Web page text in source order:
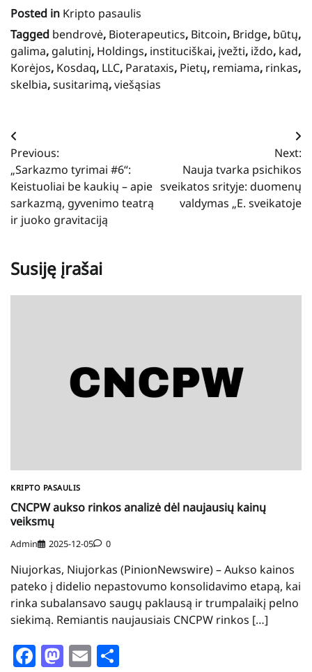
Posted in Kripto pasaulis
Tagged bendrovė, Bioterapeutics, Bitcoin, Bridge, būtų,
galima, galutinį, Holdings, instituciškai, įvežti, iždo, kad,
Korėjos, Kosdaq, LLC, Parataxis, Pietų, remiama, rinkas,
skelbia,susitarimą,viešąsias
Navigacija
tarp
įrašų
Previous:
„Sarkazmo tyrimai #6“:
Keistuoliai be kaukių – apie
sarkazmą, gyvenimo teatrą
ir juoko gravitaciją
Next:
Nauja tvarka psichikos
sveikatos srityje: duomenų
valdymas „E. sveikatoje
Susiję įrašai
KRIPTO PASAULIS
CNCPW aukso rinkos analizė dėl naujausių kainų
veiksmų
Admin 2025-12-05 0
Niujorkas, Niujorkas (PinionNewswire) – Aukso kainos
pateko į didelio nepastovumo konsolidavimo etapą, kai
rinka subalansavo saugų paklausą ir trumpalaikį pelno
siekimą. Remiantis naujausiais CNCPW rinkos […]
Facebook
Mastodon
Email